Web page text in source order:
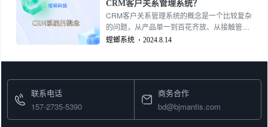
CRM客户关系管理系统？
CRM客户关系管理系统的概念是一个比较复杂
的问题，从产品单一到百花齐放、从接触管理
到客户关系管理，随着产品的不断成熟，我们
以下是各个权威机构对CRM客户关系管理系统
螳螂系统 2024.8.14
联系电话
157-2735-5390
商务合作
bd@bjmantis.com